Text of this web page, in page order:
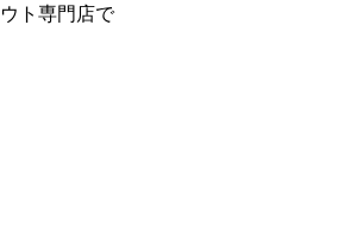
ト専門店で